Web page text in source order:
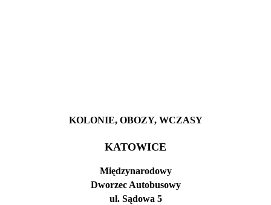
KOLONIE, OBOZY, WCZASY
KATOWICE
Międzynarodowy
Dworzec Autobusowy
ul. Sądowa 5